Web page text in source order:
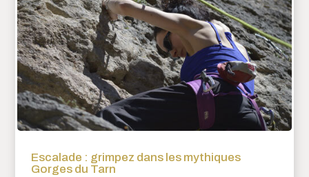
Escalade : grimpez dans les mythiques
Gorges du Tarn